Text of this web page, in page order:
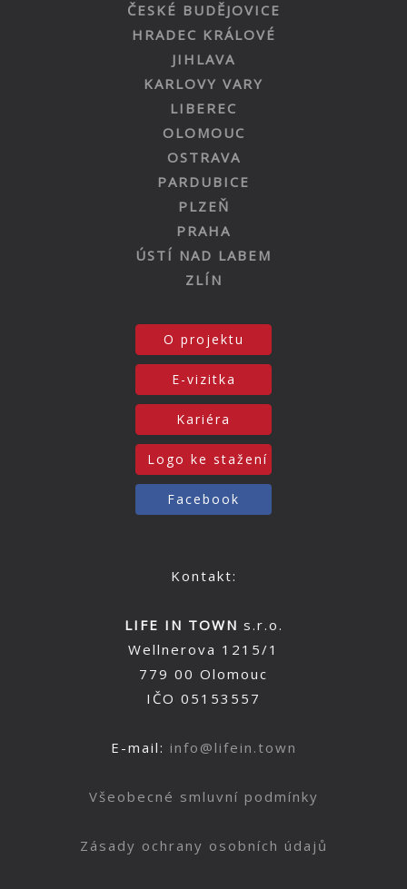
ČESKÉ BUDĚJOVICE
HRADEC KRÁLOVÉ
JIHLAVA
KARLOVY VARY
LIBEREC
OLOMOUC
OSTRAVA
PARDUBICE
PLZEŇ
PRAHA
ÚSTÍ NAD LABEM
ZLÍN
O projektu
E-vizitka
Kariéra
Logo ke stažení
Facebook
Kontakt:
LIFE IN TOWN s.r.o.
Wellnerova 1215/1
779 00 Olomouc
IČO 05153557
E-mail: info@lifein.town
Všeobecné smluvní podmínky
Zásady ochrany osobních údajů